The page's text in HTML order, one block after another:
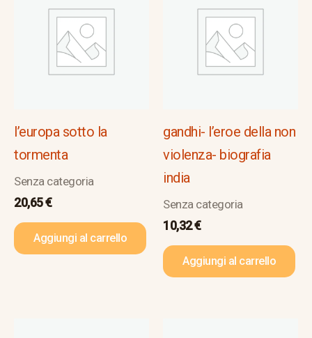
l’europa sotto la
tormenta
Senza categoria
20,65€
Aggiungi al carrello
gandhi- l’eroe della non
violenza- biografia
india
Senza categoria
10,32€
Aggiungi al carrello